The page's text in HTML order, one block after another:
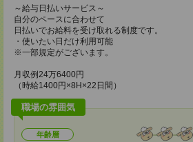
～給与日払いサービス～
自分のペースに合わせて
日払いでお給料を受け取れる制度です。
・使いたい日だけ利用可能
※一部規定がございます。
月収例24万6400円
（時給1400円×8H×22日間）
職場の雰囲気
年齢層